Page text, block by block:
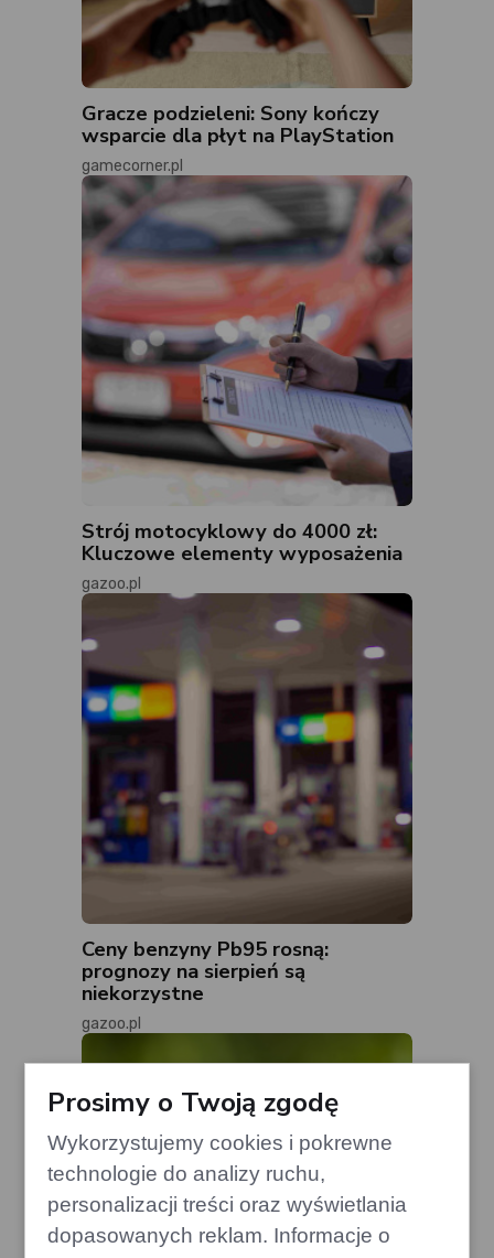
Gracze podzieleni: Sony kończy
wsparcie dla płyt na PlayStation
gamecorner.pl
Strój motocyklowy do 4000 zł:
Kluczowe elementy wyposażenia
gazoo.pl
Ceny benzyny Pb95 rosną:
prognozy na sierpień są
niekorzystne
gazoo.pl
Prosimy o Twoją zgodę
Wykorzystujemy cookies i pokrewne
technologie do analizy ruchu,
personalizacji treści oraz wyświetlania
dopasowanych reklam. Informacje o